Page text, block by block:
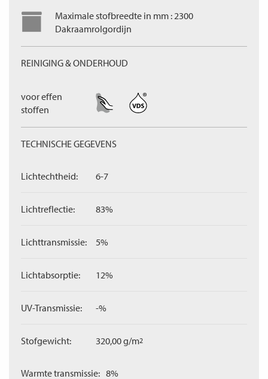
Maximale stofbreedte in mm : 2300
Dakraamrolgordijn
REINIGING & ONDERHOUD
voor effen
stoffen
TECHNISCHE GEGEVENS
Lichtechtheid: 6-7
Lichtreflectie: 83%
Lichttransmissie: 5%
Lichtabsorptie: 12%
UV-Transmissie: -%
Stofgewicht: 320,00 g/m2
Warmte transmissie: 8%